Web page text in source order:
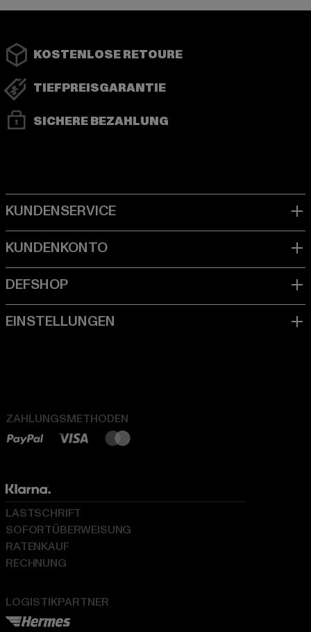
KOSTENLOSE RETOURE
TIEFPREISGARANTIE
SICHERE BEZAHLUNG
ZAHLUNGSMETHODEN
LOGISTIKPARTNER
LASTSCHRIFT
SOFORTÜBERWEISUNG
RATENKAUF
RECHNUNG